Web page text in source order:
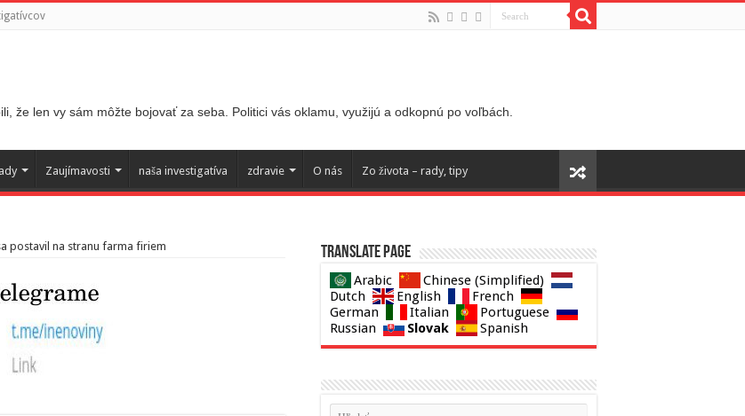
že len vy sám môžte bojovať za seba. Politici vás oklamu, využijú a odkopnú po voľbách.
Zaujímavosti naša investigatíva zdravie O nás Zo života – rady, tipy
postavil na stranu farma firiem Translate page
Arabic
Chinese (Simplified)
Dutch
English
French
German
Italian
Portuguese
Russian
Slovak Spanish